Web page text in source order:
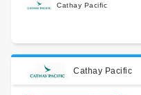
Cathay Pacific
Cathay Pacific